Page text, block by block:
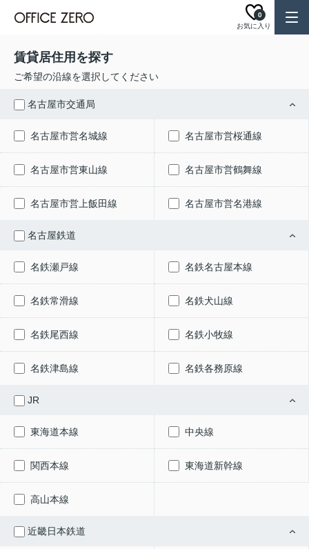
お気に入り
0
賃貸居住用を探す
ご希望の沿線を選択してください
名古屋市交通局
名古屋市営名城線 名古屋市営桜通線
名古屋市営東山線 名古屋市営鶴舞線
名古屋市営上飯田線 名古屋市営名港線
名古屋鉄道
名鉄瀬戸線 名鉄名古屋本線
名鉄常滑線 名鉄犬山線
名鉄尾西線 名鉄小牧線
名鉄津島線 名鉄各務原線
JR
東海道本線 中央線
関西本線 東海道新幹線
高山本線
近畿日本鉄道